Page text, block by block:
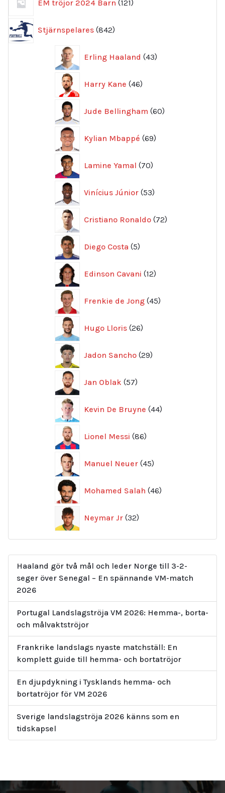
EM tröjor 2024 Barn 121
produkter
Stjärnspelares 842
produkter
Erling Haaland 43
produkter
Harry Kane 46
produkter
Jude Bellingham 60
produkter
Kylian Mbappé 69
produkter
Lamine Yamal 70
produkter
Vinícius Júnior 53
produkter
Cristiano Ronaldo 72
produkter
Diego Costa 5
produkter
Edinson Cavani 12
produkter
Frenkie de Jong 45
produkter
Hugo Lloris 26
produkter
Jadon Sancho 29
produkter
Jan Oblak 57
produkter
Kevin De Bruyne 44
produkter
Lionel Messi 86
produkter
Manuel Neuer 45
produkter
Mohamed Salah 46
produkter
Neymar Jr 32
produkter
Haaland gör två mål och leder Norge till 3-2-
seger över Senegal – En spännande VM-match
2026
Portugal Landslagströja VM 2026: Hemma-, borta-
och målvaktströjor
Frankrike landslags nyaste matchställ: En
komplett guide till hemma- och bortatröjor
En djupdykning i Tysklands hemma- och
bortatröjor för VM 2026
Sverige landslagströja 2026 känns som en
tidskapsel